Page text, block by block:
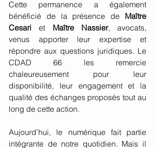
Cette permanence a également
bénéficié de la présence de Maître
Cesari et Maître Nassier, avocats,
venus apporter leur expertise et
répondre aux questions juridiques. Le
CDAD 66 les remercie
chaleureusement pour leur
disponibilité, leur engagement et la
qualité des échanges proposés tout au
long de cette action.
Aujourd’hui, le numérique fait partie
intégrante de notre quotidien. Mais il